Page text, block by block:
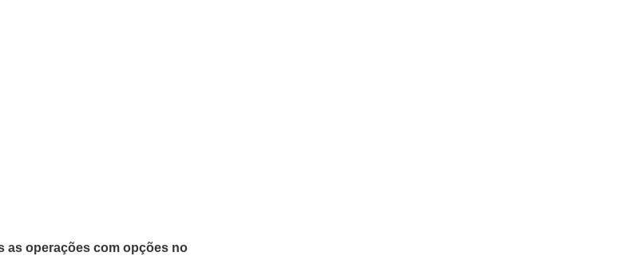
as operações com opções no